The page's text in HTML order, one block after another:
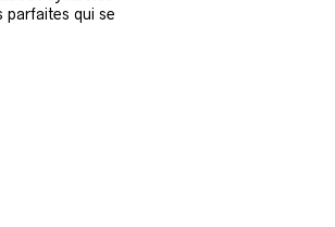
parfaites qui se